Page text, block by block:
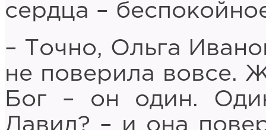
сердца –
– Точно, Ольга
не поверила вовсе.
Бог – он один.
Давид? – и она